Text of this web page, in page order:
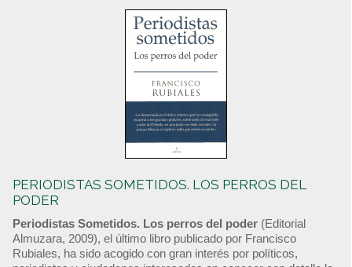
PERIODISTAS SOMETIDOS. LOS PERROS DEL
PODER
Periodistas Sometidos. Los perros del poder (Editorial
Almuzara, 2009), el último libro publicado por Francisco
Rubiales, ha sido acogido con gran interés por políticos,